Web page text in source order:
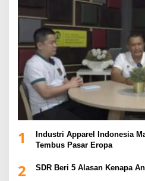
1
Industri Apparel Indonesia
Tembus Pasar Eropa
2 SDR Beri 5 Alasan Kenapa